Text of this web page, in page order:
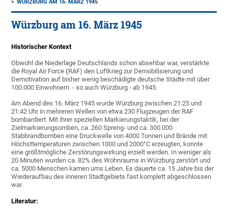
WÜRZBURG AM 16. MÄRZ 1945
Würzburg am 16. März 1945
Historischer Kontext
Obwohl die Niederlage Deutschlands schon absehbar war, verstärkte
die Royal Air Force (RAF) den Luftkrieg zur Demobilisierung und
Demotivation auf bisher wenig beschädigte deutsche Städte mit über
100.000 Einwohnern - so auch Würzburg - ab 1945.
Am Abend des 16. März 1945 wurde Würzburg zwischen 21:25 und
21:42 Uhr in mehreren Wellen von etwa 230 Flugzeugen der RAF
bombardiert. Mit ihrer speziellen Markierungstaktik, bei der
Zielmarkierungsomben, ca. 260 Spreng- und ca. 300.000
Stabbrandbomben eine Druckwelle von 4000 Tonnen und Brände mit
Höchsttemperaturen zwischen 1000 und 2000°C erzeugten, konnte
eine größtmögliche Zerstörungswirkung erzielt werden. In weniger als
20 Minuten wurden ca. 82% des Wohnraums in Würzburg zerstört und
ca. 5000 Menschen kamen ums Leben. Es dauerte ca. 15 Jahre bis der
Wiederaufbau des inneren Stadtgebiets fast komplett abgeschlossen
war.
Literatur: